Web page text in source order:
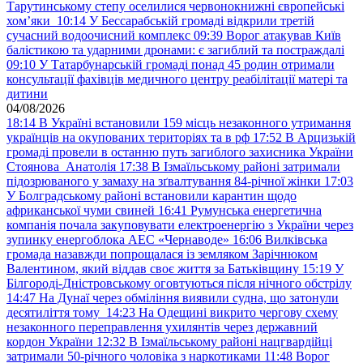
Тарутинському степу оселилися червонокнижні європейські
хом’яки 10:14 У Бессарабській громаді відкрили третій
сучасний водоочисний комплекс 09:39 Ворог атакував Київ
балістикою та ударними дронами: є загиблий та постраждалі
09:10 У Татарбунарській громаді понад 45 родин отримали
консультації фахівців медичного центру реабілітації матері та
дитини
04/08/2026
18:14 В Україні встановили 159 місць незаконного утримання
українців на окупованих територіях та в рф 17:52 В Арцизькій
громаді провели в останню путь загиблого захисника України
Стоянова Анатолія 17:38 В Ізмаїльському районі затримали
підозрюваного у замаху на зґвалтування 84-річної жінки 17:03
У Болградському районі встановили карантин щодо
африканської чуми свиней 16:41 Румунська енергетична
компанія почала закуповувати електроенергію з України через
зупинку енергоблока АЕС «Чернаводе» 16:06 Вилківська
громада назавжди попрощалася із земляком Зарічнюком
Валентином, який віддав своє життя за Батьківщину 15:19 У
Білгороді-Дністровському оговтуються після нічного обстрілу
14:47 На Дунаї через обміління виявили судна, що затонули
десятиліття тому 14:23 На Одещині викрито чергову схему
незаконного переправлення ухилянтів через державний
кордон України 12:32 В Ізмаїльському районі нацгвардійці
затримали 50-річного чоловіка з наркотиками 11:48 Ворог